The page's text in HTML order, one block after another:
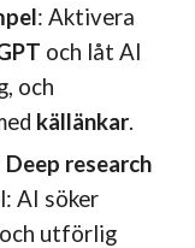
: Aktivera
och låt AI
och
källänkar.
Deep research
AI söker
och utförlig